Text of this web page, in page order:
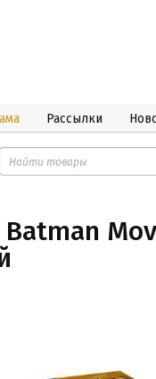
Рассылки
Batman